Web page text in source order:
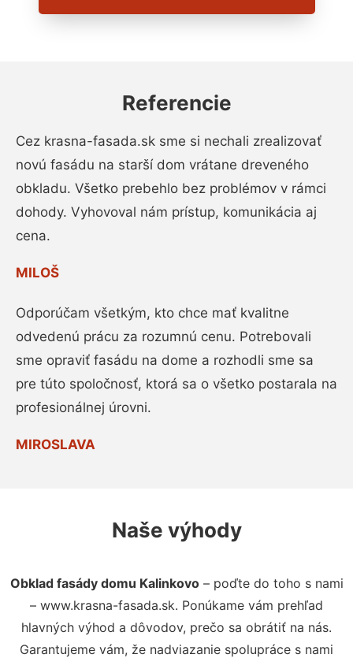
Referencie
Cez krasna-fasada.sk sme si nechali zrealizovať
novú fasádu na starší dom vrátane dreveného
obkladu. Všetko prebehlo bez problémov v rámci
dohody. Vyhovoval nám prístup, komunikácia aj
cena.
MILOŠ
Odporúčam všetkým, kto chce mať kvalitne
odvedenú prácu za rozumnú cenu. Potrebovali
sme opraviť fasádu na dome a rozhodli sme sa
pre túto spoločnosť, ktorá sa o všetko postarala na
profesionálnej úrovni.
MIROSLAVA
Naše výhody
Obklad fasády domu Kalinkovo– poďte do toho s nami
– www.krasna-fasada.sk. Ponúkame vám prehľad
hlavných výhod a dôvodov, prečo sa obrátiť na nás.
Garantujeme vám, že nadviazanie spolupráce s nami